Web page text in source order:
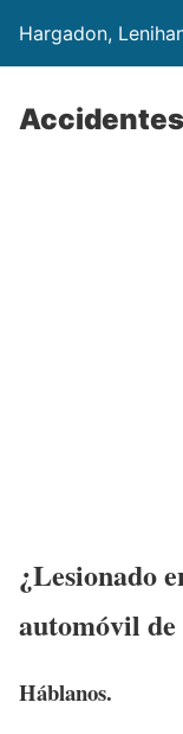
Hargadon,
¿Lesionado
automóvil
Háblanos.